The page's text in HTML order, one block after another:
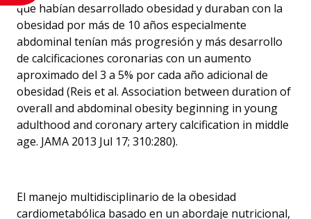
que habían desarrollado obesidad y duraban con la
obesidad por más de 10 años especialmente
abdominal tenían más progresión y más desarrollo
de calcificaciones coronarias con un aumento
aproximado del 3 a 5% por cada año adicional de
obesidad (Reis et al. Association between duration of
overall and abdominal obesity beginning in young
adulthood and coronary artery calcification in middle
age. JAMA 2013 Jul 17; 310:280).
El manejo multidisciplinario de la obesidad
cardiometabólica basado en un abordaje nutricional,